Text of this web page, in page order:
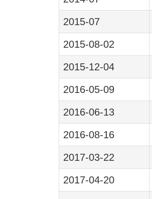
2015-07
2015-08-02
2015-12-04
2016-05-09
2016-06-13
2016-08-16
2017-03-22
2017-04-20